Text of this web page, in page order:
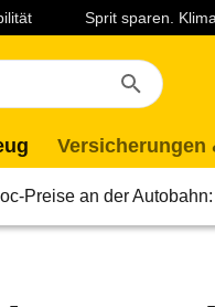
Sprit sparen.
Versicherungen
Preise an der